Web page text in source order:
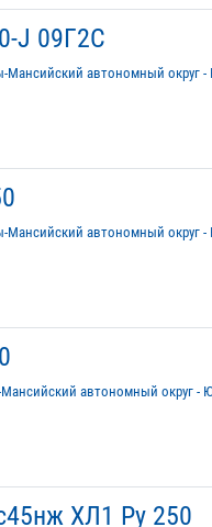
J 09Г2С
Мансийский автономный округ -
Мансийский автономный округ -
автономный округ -
ХЛ1 Ру 250